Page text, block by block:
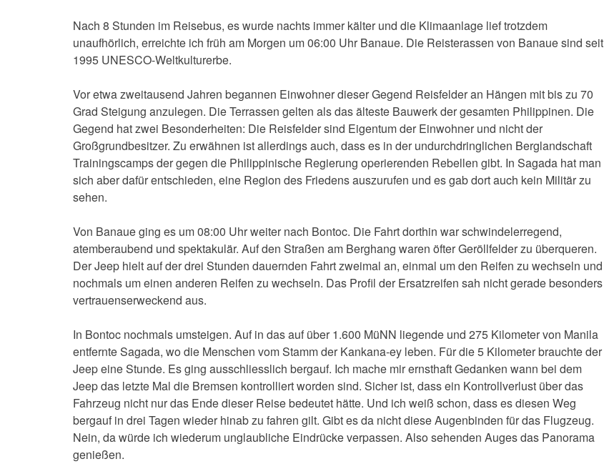
Nach 8 Stunden im Reisebus, es wurde nachts immer kälter und die Klimaanlage lief trotzdem
unaufhörlich, erreichte ich früh am Morgen um 06:00 Uhr Banaue. Die Reisterassen von Banaue sind seit
1995 UNESCO-Weltkulturerbe.
Vor etwa zweitausend Jahren begannen Einwohner dieser Gegend Reisfelder an Hängen mit bis zu 70
Grad Steigung anzulegen. Die Terrassen gelten als das älteste Bauwerk der gesamten Philippinen. Die
Gegend hat zwei Besonderheiten: Die Reisfelder sind Eigentum der Einwohner und nicht der
Großgrundbesitzer. Zu erwähnen ist allerdings auch, dass es in der undurchdringlichen Berglandschaft
Trainingscamps der gegen die Philippinische Regierung operierenden Rebellen gibt. In Sagada hat man
sich aber dafür entschieden, eine Region des Friedens auszurufen und es gab dort auch kein Militär zu
sehen.
Von Banaue ging es um 08:00 Uhr weiter nach Bontoc. Die Fahrt dorthin war schwindelerregend,
atemberaubend und spektakulär. Auf den Straßen am Berghang waren öfter Geröllfelder zu überqueren.
Der Jeep hielt auf der drei Stunden dauernden Fahrt zweimal an, einmal um den Reifen zu wechseln und
nochmals um einen anderen Reifen zu wechseln. Das Profil der Ersatzreifen sah nicht gerade besonders
vertrauenserweckend aus.
In Bontoc nochmals umsteigen. Auf in das auf über 1.600 MüNN liegende und 275 Kilometer von Manila
entfernte Sagada, wo die Menschen vom Stamm der Kankana-ey leben. Für die 5 Kilometer brauchte der
Jeep eine Stunde. Es ging ausschliesslich bergauf. Ich mache mir ernsthaft Gedanken wann bei dem
Jeep das letzte Mal die Bremsen kontrolliert worden sind. Sicher ist, dass ein Kontrollverlust über das
Fahrzeug nicht nur das Ende dieser Reise bedeutet hätte. Und ich weiß schon, dass es diesen Weg
bergauf in drei Tagen wieder hinab zu fahren gilt. Gibt es da nicht diese Augenbinden für das Flugzeug.
Nein, da würde ich wiederum unglaubliche Eindrücke verpassen. Also sehenden Auges das Panorama
genießen.